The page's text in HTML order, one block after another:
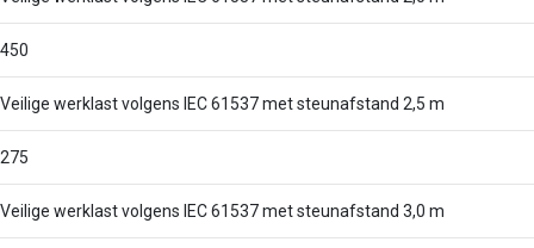
450
Veilige werklast volgens IEC 61537 met steunafstand 2,5 m
275
Veilige werklast volgens IEC 61537 met steunafstand 3,0 m